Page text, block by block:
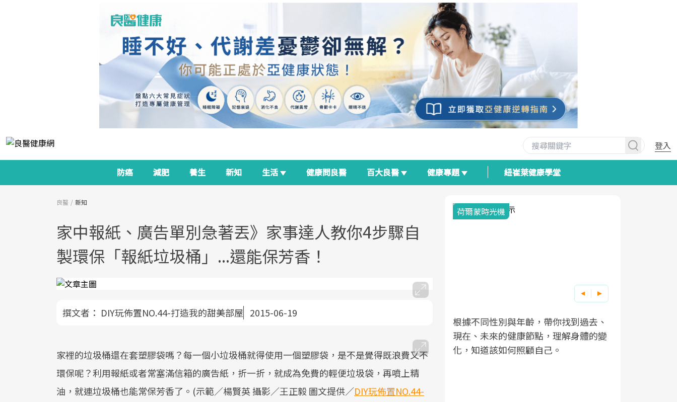
登入
防癌 減肥 養生 新知 生活 健康問良醫 百大良醫 健康專題 紐崔萊健康學堂
良醫 新知
家中報紙、廣告單別急著丟》家事達人教你4步驟自
製環保「報紙垃圾桶」...還能保芳香！
撰文者： DIY玩佈置NO.44-打造我的甜美部屋 2015-06-19
家裡的垃圾桶還在套塑膠袋嗎？每一個小垃圾桶就得使用一個塑膠袋，是不是覺得既浪費又不
環保呢？利用報紙或者常塞滿信箱的廣告紙，折一折，就成為免費的輕便垃圾袋，再噴上精
油，就連垃圾桶也能常保芳香了。(示範∕楊賢英 攝影∕王正毅 圖文提供／DIY玩佈置NO.44-
政策如「健康台灣推動委員會」與「長
照3.0」的推進，「預防醫學」已成全民
關注的核心議題。然而，健檢不只是醫
療院所的服務，更是民眾了解自身健康
全面啟動你的健康革命！
建立對亞健康的認知，進而引導實際的
改善行動。
荷爾蒙時光機
根據不同性別與年齡，帶你找到過去、
現在、未來的健康節點，理解身體的變
化，知道該如何照顧自己。